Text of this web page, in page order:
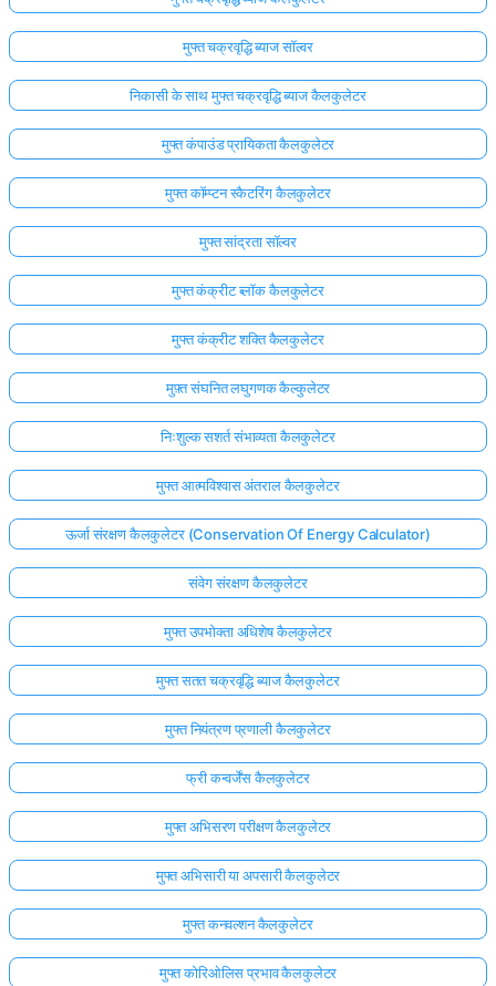
मुफ्त चक्रवृद्धि ब्याज सॉल्वर
निकासी के साथ मुफ्त चक्रवृद्धि ब्याज कैलकुलेटर
मुफ्त कंपाउंड प्रायिकता कैलकुलेटर
मुफ्त कॉम्प्टन स्कैटरिंग कैलकुलेटर
मुफ्त सांद्रता सॉल्वर
मुफ्त कंक्रीट ब्लॉक कैलकुलेटर
मुफ्त कंक्रीट शक्ति कैलकुलेटर
मुफ़्त संघनित लघुगणक कैल्कुलेटर
निःशुल्क सशर्त संभाव्यता कैलकुलेटर
मुफ्त आत्मविश्वास अंतराल कैलकुलेटर
ऊर्जा संरक्षण कैलकुलेटर (Conservation Of Energy Calculator)
संवेग संरक्षण कैलकुलेटर
मुफ्त उपभोक्ता अधिशेष कैलकुलेटर
मुफ्त सतत चक्रवृद्धि ब्याज कैलकुलेटर
मुफ्त नियंत्रण प्रणाली कैलकुलेटर
फ्री कन्वर्जेंस कैलकुलेटर
मुफ्त अभिसरण परीक्षण कैलकुलेटर
मुफ्त अभिसारी या अपसारी कैलकुलेटर
मुफ्त कनवल्शन कैलकुलेटर
मुफ्त कोरिओलिस प्रभाव कैलकुलेटर